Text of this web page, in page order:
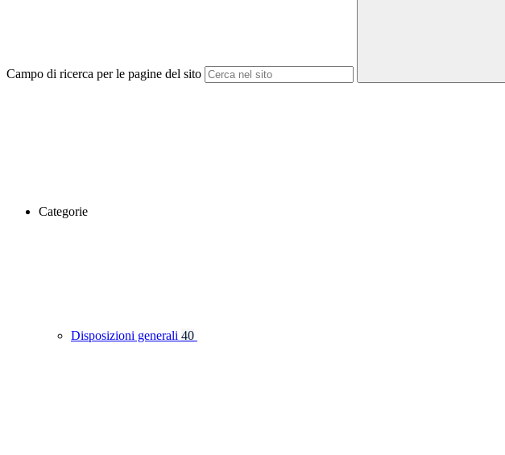
Campo di ricerca per le pagine del sito
Categorie
Disposizioni generali 40